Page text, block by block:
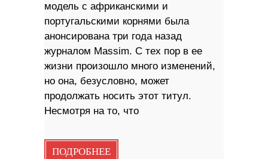
модель с африканскими и
португальскими корнями была
анонсирована три года назад
журналом Massim. С тех пор в ее
жизни произошло много изменений,
но она, безусловно, может
продолжать носить этот титул.
Несмотря на то, что
ПОДРОБНЕЕ